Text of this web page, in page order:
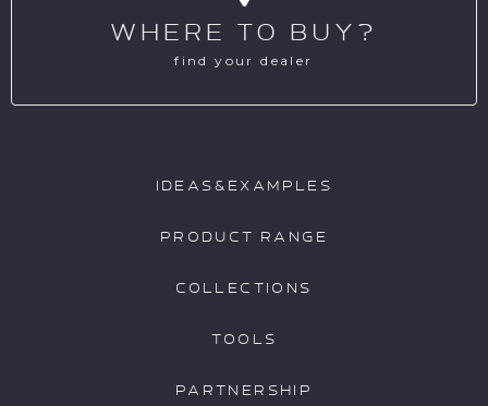
WHERE TO BUY?
find your dealer
IDEAS&EXAMPLES
PRODUCT RANGE
COLLECTIONS
TOOLS
PARTNERSHIP